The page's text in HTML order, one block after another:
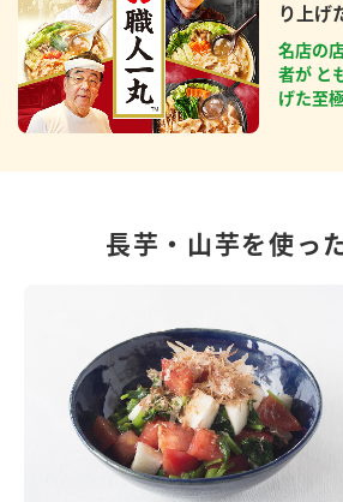
り上げ
名店の
者が と
げた至
長芋・山芋を使っ